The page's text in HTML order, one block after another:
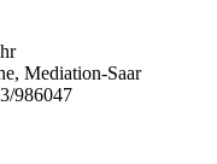
Mediation-Saar
986047